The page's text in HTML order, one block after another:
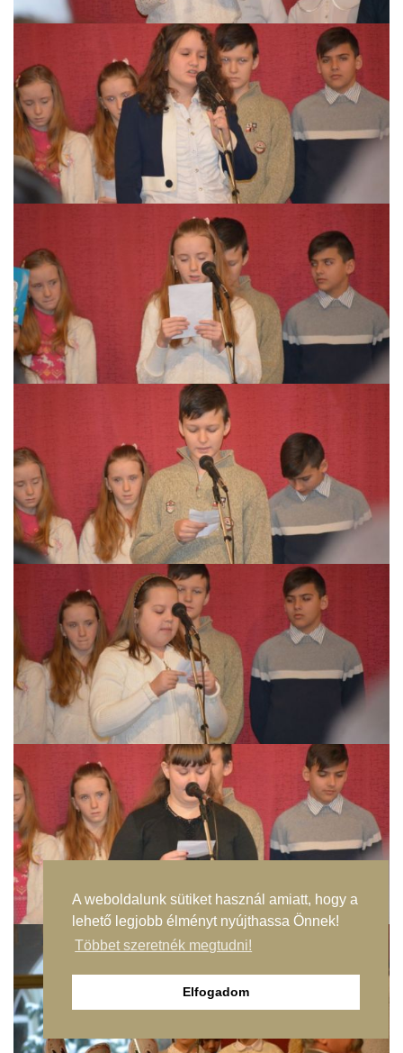
A weboldalunk sütiket használ amiatt, hogy a
lehető legjobb élményt nyújthassa Önnek!
Többet szeretnék megtudni!
Elfogadom